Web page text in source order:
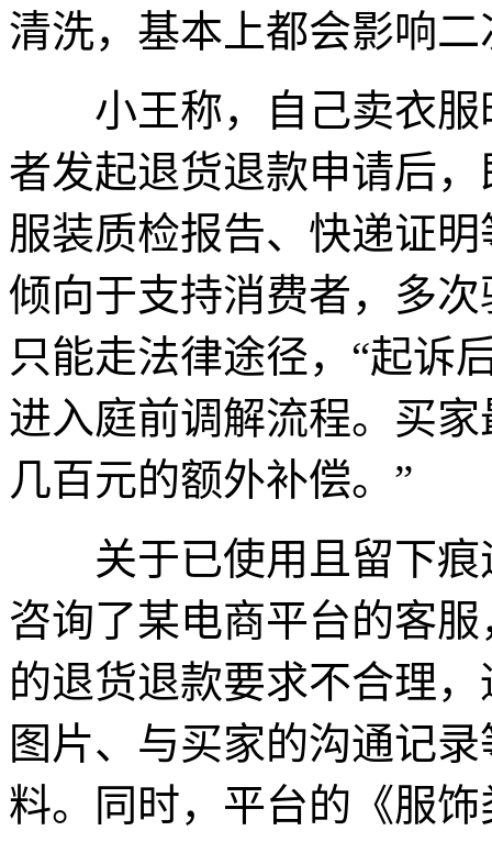
清洗，基本上都会影响二
小王称，自己卖衣服
者发起退货退款申请后
服装质检报告、快递证
倾向于支持消费者，多
只能走法律途径，“起诉
进入庭前调解流程。买
几百元的额外补偿。”
关于已使用且留下痕
咨询了某电商平台的客
的退货退款要求不合理
图片、与买家的沟通记
料。同时，平台的《服